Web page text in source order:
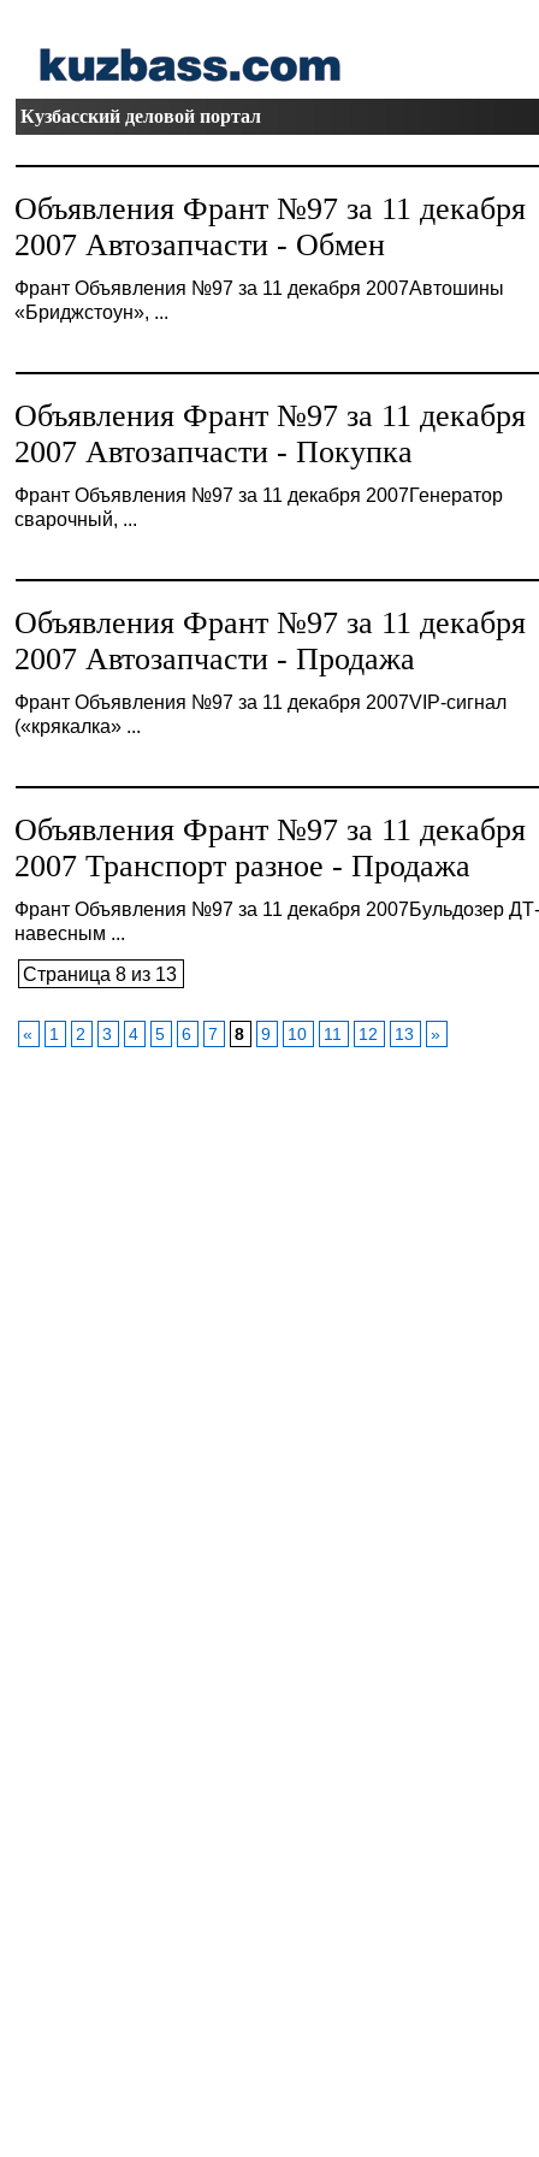
Кузбасский деловой портал
Объявления Франт №97 за 11 декабря
2007 Автозапчасти - Обмен
Франт Объявления №97 за 11 декабря 2007Автошины
«Бриджстоун», ...
Объявления Франт №97 за 11 декабря
2007 Автозапчасти - Покупка
Франт Объявления №97 за 11 декабря 2007Генератор
сварочный, ...
Объявления Франт №97 за 11 декабря
2007 Автозапчасти - Продажа
Франт Объявления №97 за 11 декабря 2007VIP-сигнал
(«крякалка» ...
Объявления Франт №97 за 11 декабря
2007 Транспорт разное - Продажа
Франт Объявления №97 за 11 декабря 2007Бульдозер
навесным ...
Страница 8 из 13
« 1 2 3 4 5 6 7 8 9 10 11 12 13 »